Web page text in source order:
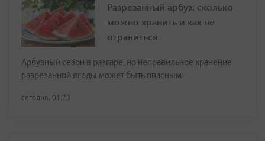
Разрезанный арбуз: сколько
можно хранить и как не
отравиться
Арбузный сезон в разгаре, но неправильное хранение
разрезанной ягоды может быть опасным
сегодня, 01:23